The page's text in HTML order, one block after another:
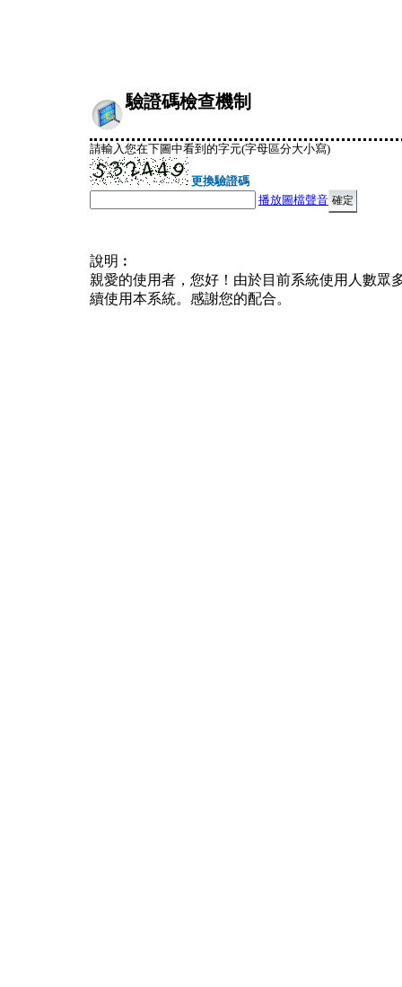
驗證碼檢查機制
請輸入您在下圖中看到的字元(字母區分大小寫)
更換驗證碼
播放圖檔聲音
說明︰
親愛的使用者，您好！由於目前系統使用人數眾
續使用本系統。感謝您的配合。